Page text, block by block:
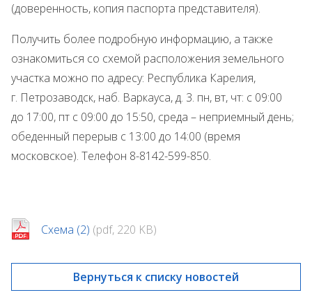
(доверенность, копия паспорта представителя).
Получить более подробную информацию, а также
ознакомиться со схемой расположения земельного
участка можно по адресу: Республика Карелия,
г. Петрозаводск, наб. Варкауса, д. 3. пн, вт, чт: с 09:00
до 17:00, пт с 09:00 до 15:50, среда – неприемный день;
обеденный перерыв с 13:00 до 14:00 (время
московское). Телефон 8-8142-599-850.
Схема (2) (pdf, 220 KB)
Вернуться к списку новостей